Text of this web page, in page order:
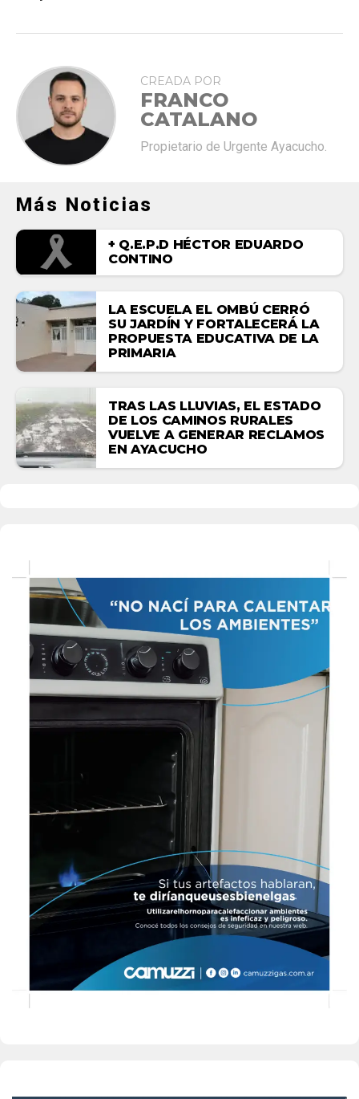
CREADA POR
FRANCO
CATALANO
Propietario de Urgente Ayacucho.
Más Noticias
+ Q.E.P.D HÉCTOR EDUARDO
CONTINO
LA ESCUELA EL OMBÚ CERRÓ
SU JARDÍN Y FORTALECERÁ LA
PROPUESTA EDUCATIVA DE LA
PRIMARIA
TRAS LAS LLUVIAS, EL ESTADO
DE LOS CAMINOS RURALES
VUELVE A GENERAR RECLAMOS
EN AYACUCHO